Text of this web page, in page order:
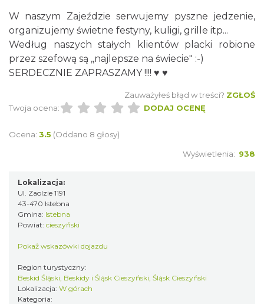
W naszym Zajeździe serwujemy pyszne jedzenie,
organizujemy świetne festyny, kuligi, grille itp...
Według naszych stałych klientów placki robione
przez szefową są ,,najlepsze na świecie" :-)
SERDECZNIE ZAPRASZAMY !!!! ♥ ♥
Zauważyłeś błąd w treści? ZGŁOŚ
Twoja ocena:
DODAJ OCENĘ
Ocena: 3.5 (Oddano 8 głosy)
Wyświetlenia: 938
Lokalizacja:
Ul. Zaolzie 1191
43-470 Istebna
Gmina: Istebna
Powiat: cieszyński
Pokaż wskazówki dojazdu
Region turystyczny:
Beskid Śląski, Beskidy i Śląsk Cieszyński, Śląsk Cieszyński
Lokalizacja: W górach
Kategoria: